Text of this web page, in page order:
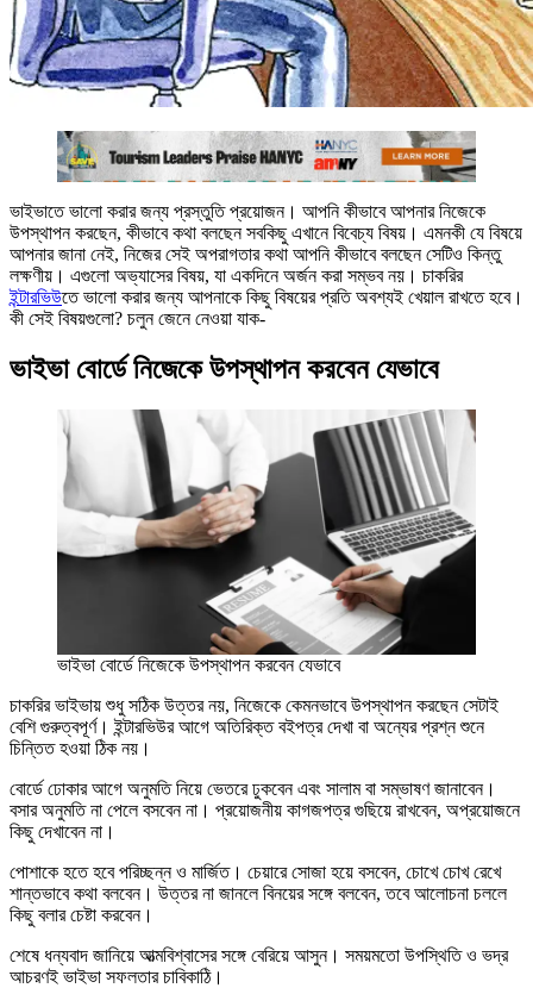
ভাইভাতে ভালো করার জন্য প্রস্তুতি প্রয়োজন। আপনি কীভাবে আপনার নিজেকে
উপস্থাপন করছেন, কীভাবে কথা বলছেন সবকিছু এখানে বিবেচ্য বিষয়। এমনকী যে বিষয়ে
আপনার জানা নেই, নিজের সেই অপরাগতার কথা আপনি কীভাবে বলছেন সেটিও কিন্তু
লক্ষণীয়। এগুলো অভ্যাসের বিষয়, যা একদিনে অর্জন করা সম্ভব নয়। চাকরির
ইন্টারভিউতে ভালো করার জন্য আপনাকে কিছু বিষয়ের প্রতি অবশ্যই খেয়াল রাখতে হবে।
কী সেই বিষয়গুলো? চলুন জেনে নেওয়া যাক-
ভাইভা বোর্ডে নিজেকে উপস্থাপন করবেন যেভাবে
ভাইভা বোর্ডে নিজেকে উপস্থাপন করবেন যেভাবে
চাকরির ভাইভায় শুধু সঠিক উত্তর নয়, নিজেকে কেমনভাবে উপস্থাপন করছেন সেটাই
বেশি গুরুত্বপূর্ণ। ইন্টারভিউর আগে অতিরিক্ত বইপত্র দেখা বা অন্যের প্রশ্ন শুনে
চিন্তিত হওয়া ঠিক নয়।
বোর্ডে ঢোকার আগে অনুমতি নিয়ে ভেতরে ঢুকবেন এবং সালাম বা সম্ভাষণ জানাবেন।
বসার অনুমতি না পেলে বসবেন না। প্রয়োজনীয় কাগজপত্র গুছিয়ে রাখবেন, অপ্রয়োজনে
কিছু দেখাবেন না।
পোশাকে হতে হবে পরিচ্ছন্ন ও মার্জিত। চেয়ারে সোজা হয়ে বসবেন, চোখে চোখ রেখে
শান্তভাবে কথা বলবেন। উত্তর না জানলে বিনয়ের সঙ্গে বলবেন, তবে আলোচনা চললে
কিছু বলার চেষ্টা করবেন।
শেষে ধন্যবাদ জানিয়ে আত্মবিশ্বাসের সঙ্গে বেরিয়ে আসুন। সময়মতো উপস্থিতি ও ভদ্র
আচরণই ভাইভা সফলতার চাবিকাঠি।